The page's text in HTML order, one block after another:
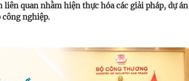
quan nhằm hiện thực hóa các giải pháp, dự án
công nghiệp.